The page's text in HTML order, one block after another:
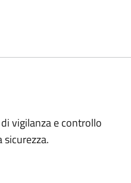
vigilanza e controllo